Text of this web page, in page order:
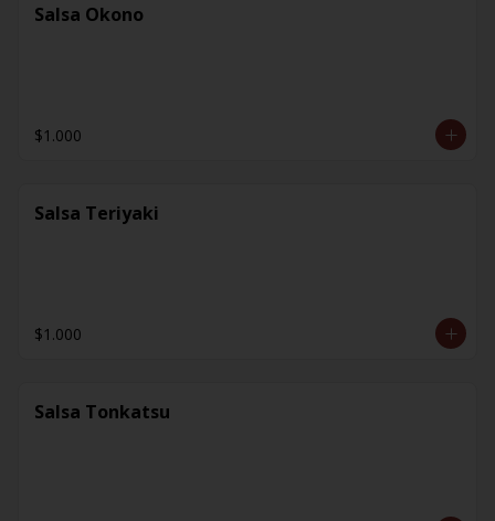
Salsa Okono
$1.000
Salsa Teriyaki
$1.000
Salsa Tonkatsu